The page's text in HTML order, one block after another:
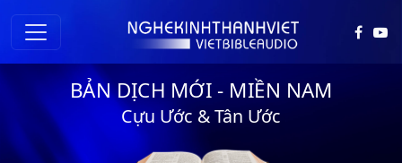
BẢN DỊCH MỚI - MIỀN NAM
Cựu Ước & Tân Ước